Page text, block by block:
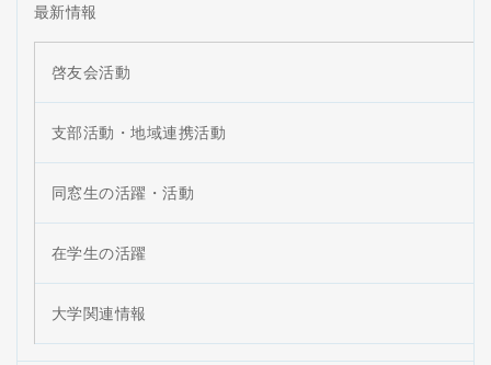
最新情報
啓友会活動
支部活動・地域連携活動
同窓生の活躍・活動
在学生の活躍
大学関連情報